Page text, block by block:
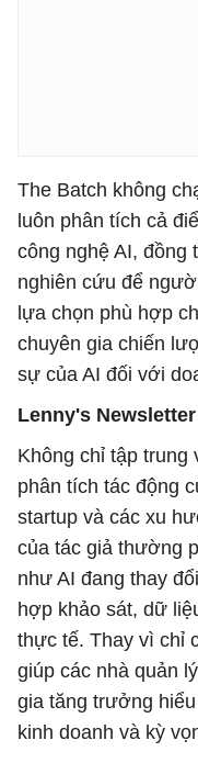
The Batch không
luôn phân tích cả
công nghệ AI, đồng
nghiên cứu để
lựa chọn phù hợp
chuyên gia chiến
sự của AI đối với
Lenny's Newsletter
Không chỉ tập trung
phân tích tác động
startup và các xu
của tác giả thường
như AI đang thay
hợp khảo sát, dữ
thực tế. Thay vì chỉ
giúp các nhà quản
gia tăng trưởng
kinh doanh và kỳ